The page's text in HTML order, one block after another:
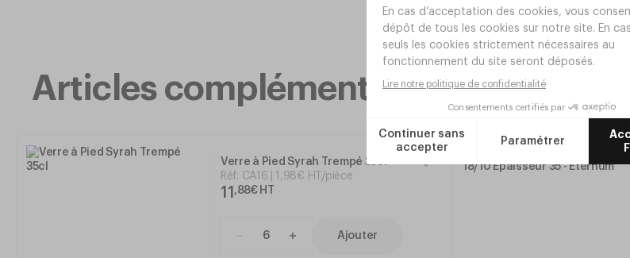
Articles complémentaires
Verre à Pied Syrah Trempé 35cl
Réf. CA16 ,98€ HT/pièce
11,88€ HT
Ajouter